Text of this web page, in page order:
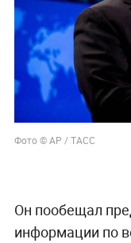
Фото © АР / ТАСС
Он пообещал
информации по